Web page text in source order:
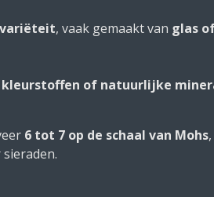
, vaak gemaakt van glas
kleurstoffen of natuurlijke
6 tot 7 op de schaal van Mohs